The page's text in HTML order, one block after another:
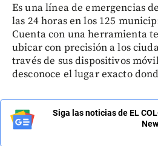
Es una línea de emergencias
las 24 horas en los 125
Cuenta con una herramienta
ubicar con precisión a los
través de sus dispositivos
desconoce el lugar exacto
Siga las noticias de EL